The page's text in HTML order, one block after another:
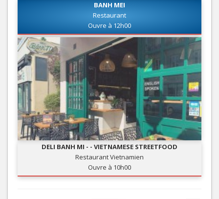
BANH MEI
Restaurant
Ouvre à 12h00
DELI BANH MI - - VIETNAMESE STREETFOOD
Restaurant Vietnamien
Ouvre à 10h00